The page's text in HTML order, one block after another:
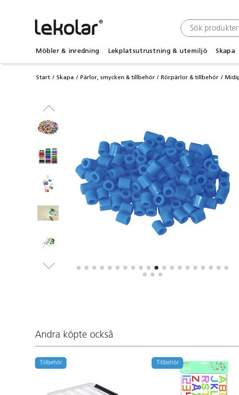
Möbler & inredning Lekplatsutrustning & utemiljö Skapa
Start Skapa Pärlor, smycken & tillbehör Rörpärlor & tillbehör
Andra köpte också
Tillbehör Tillbehör